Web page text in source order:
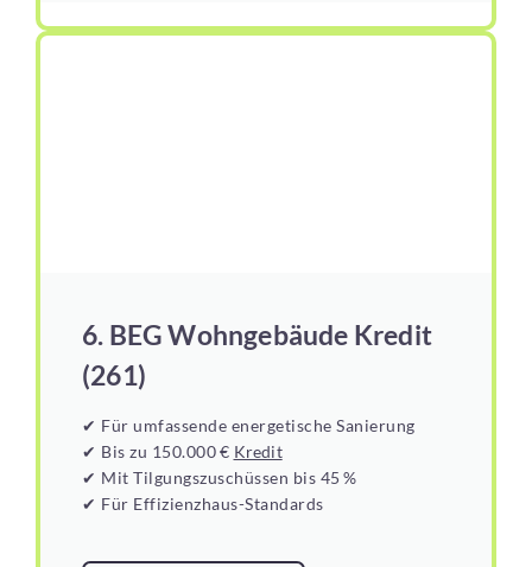
6. BEG Wohngebäude Kredit
(261)
✔ Für umfassende energetische Sanierung
✔ Bis zu 150.000 € Kredit
✔ Mit Tilgungszuschüssen bis 45 %
✔ Für Effizienzhaus-Standards